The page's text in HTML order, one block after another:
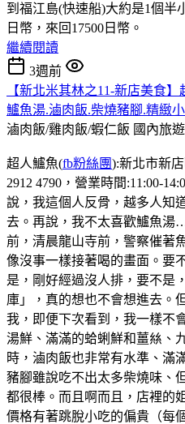
到福江島(快速船)大約是1個半
日幣，來回17500日幣。
繼續閱讀
3週前
【新北米其林之11-新店美食
鱸魚湯.滷肉飯.柴燒豬腳.精緻
滷肉飯/雞肉飯/蝦仁飯 國內旅遊
超人鱸魚(fb粉絲團):新北市新
2912 4790，營業時間:11:00-
說，我這個人反骨，越多人知
去。再說，我不太喜歡鱸魚湯
前，清晨龍山寺前，警察催著
像沒事一樣接著喝的畫面。要
是，剛好經過沒人排，要不是
庫」，真的想也不會想進去。
我，即便下次看到，我一樣不
湯鮮、滿滿的蛤蜊鮮和薑𢇃、
時，滷肉飯也非常有水準、滿
豬腳雖說吃不出太多柴燒味、
都很棒。而且啊而且，店裡的
價格有著跳脫小吃的偏貴（每